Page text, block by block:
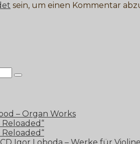
sein, um einen Kommentar
Type
– Organ Works
Reloaded“
Reloaded“